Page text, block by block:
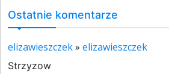
Ostatnie komentarze
elizawieszczek» elizawieszczek
Strzyzow